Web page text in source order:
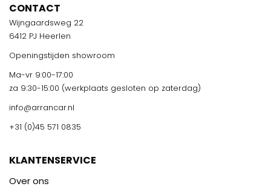
CONTACT
Wijngaardsweg 22
6412 PJ Heerlen
Openingstijden showroom
Ma-vr 9:00-17:00
za 9:30-15:00 (werkplaats gesloten op zaterdag)
info@arrancar.nl
+31 (0)45 571 0835
KLANTENSERVICE
Over ons